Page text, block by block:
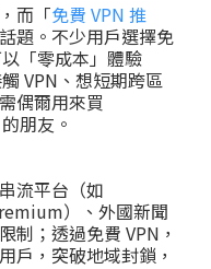
而「免費 VPN 推
題。不少用戶選擇免
「零成本」體驗
VPN、想短期跨區
偶爾用來買
朋友。
流平台（如
）、外國新聞
制；透過免費 VPN，
戶，突破地域封鎖，